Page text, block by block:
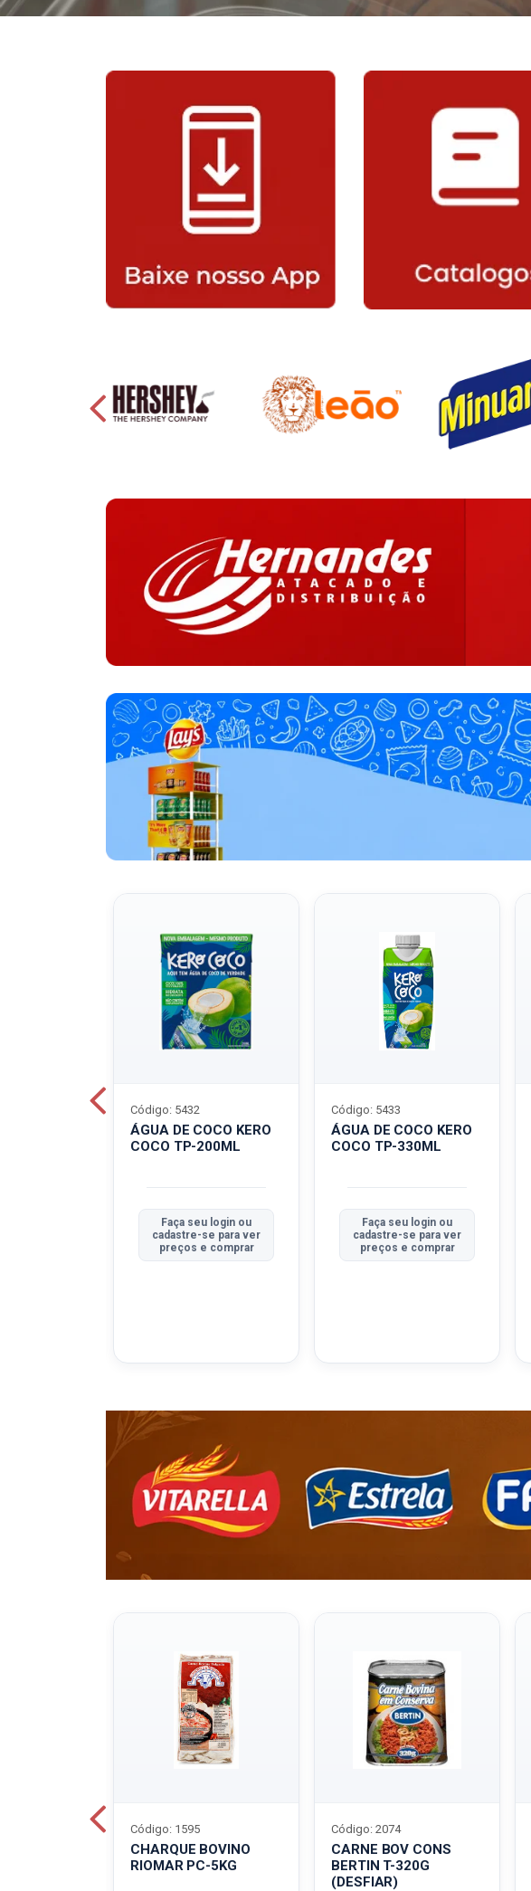
ÁGUA DE COCO KERO
COCO TP-200ML
Código: 5432
Faça seu login ou
cadastre-se para ver
preços e comprar
ÁGUA DE COCO KERO
COCO TP-330ML
Código: 5433
Faça seu login ou
cadastre-se para ver
preços e comprar
CHARQUE BOVINO
RIOMAR PC-5KG
Código: 1595
CARNE BOV CONS
BERTIN T-320G
(DESFIAR)
Código: 2074